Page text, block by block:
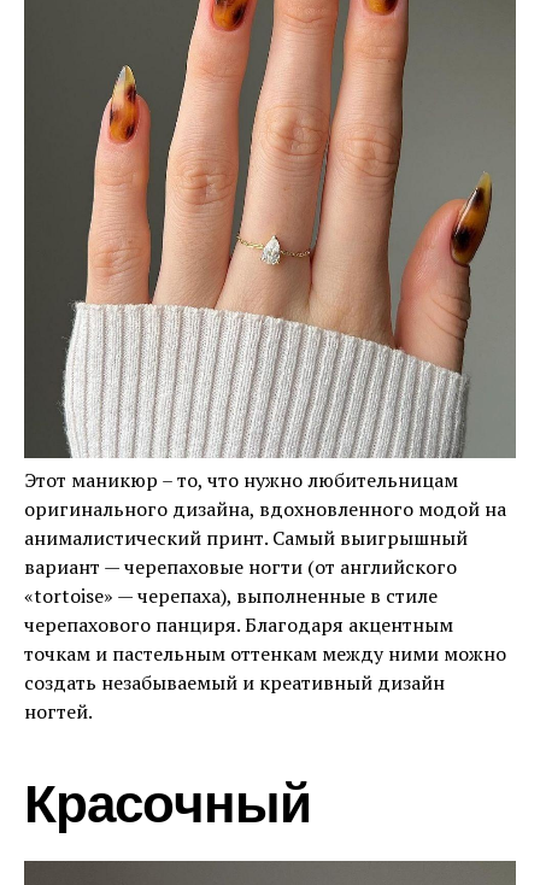
Этот маникюр – то, что нужно любительницам
оригинального дизайна, вдохновленного модой на
анималистический принт. Самый выигрышный
вариант — черепаховые ногти (от английского
«tortoise» — черепаха), выполненные в стиле
черепахового панциря. Благодаря акцентным
точкам и пастельным оттенкам между ними можно
создать незабываемый и креативный дизайн
ногтей.
Красочный